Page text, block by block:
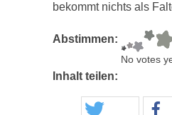
bekommt nichts als
Abstimmen:
No votes
Inhalt teilen: